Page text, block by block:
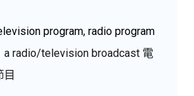
program, radio program
a radio/television broadcast 電
目